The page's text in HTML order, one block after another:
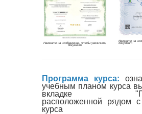
Программа курса:
учебным планом курса
вкладке
расположенной рядом
курса